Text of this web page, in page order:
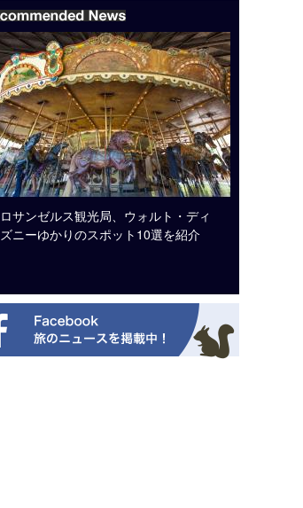
ロサンゼルス観光局、ウォルト・ディ
ズニーゆかりのスポット10選を紹介